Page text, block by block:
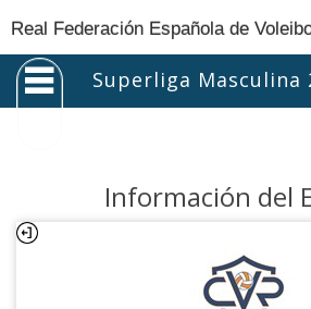
Real Federación Española de
Superliga Masculina
Información del